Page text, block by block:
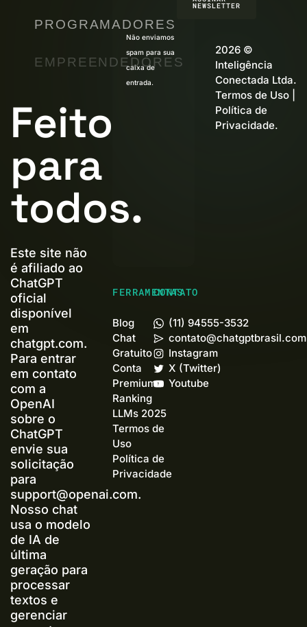
Feito
para
todos.
Este site não
é afiliado ao
ChatGPT
oficial
disponível
em
chatgpt.com.
Para entrar
em contato
com a
OpenAI
sobre o
ChatGPT
envie sua
solicitação
para
support@openai.com.
Nosso chat
usa o modelo
de IA de
última
geração para
processar
textos e
gerenciar
PROGRAMADORES
EMPREENDEDORES
NEWSLETTER
Não enviamos
spam para sua
caixa de
entrada.
FERRAMENTAS
Blog
Chat
Gratuito
Conta
Premium+
Ranking
LLMs 2025
Termos de
Uso
Política de
Privacidade
CONTATO
(11) 94555-3532
Instagram
X (Twitter)
Youtube
2026 ©
Inteligência
Conectada Ltda.
Termos de Uso|
Política de
Privacidade.